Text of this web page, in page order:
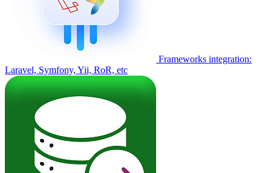
Frameworks integration:
Laravel, Symfony, Yii, RoR, etc